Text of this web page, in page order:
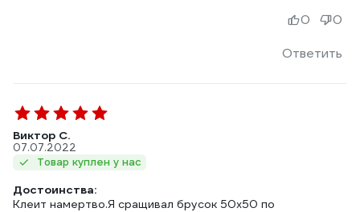
Ответить
0 0
Виктор С.
07.07.2022
Товар куплен у нас
Достоинства:
Клеит намертво.Я сращивал брусок 50х50 по